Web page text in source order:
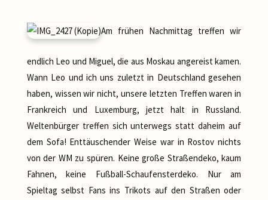
Am frühen Nachmittag treffen wir
endlich Leo und Miguel, die aus Moskau angereist kamen.
Wann Leo und ich uns zuletzt in Deutschland gesehen
haben, wissen wir nicht, unsere letzten Treffen waren in
Frankreich und Luxemburg, jetzt halt in Russland.
Weltenbürger treffen sich unterwegs statt daheim auf
dem Sofa! Enttäuschender Weise war in Rostov nichts
von der WM zu spüren. Keine große Straßendeko, kaum
Fahnen, keine Fußball-Schaufensterdeko. Nur am
Spieltag selbst Fans ins Trikots auf den Straßen oder